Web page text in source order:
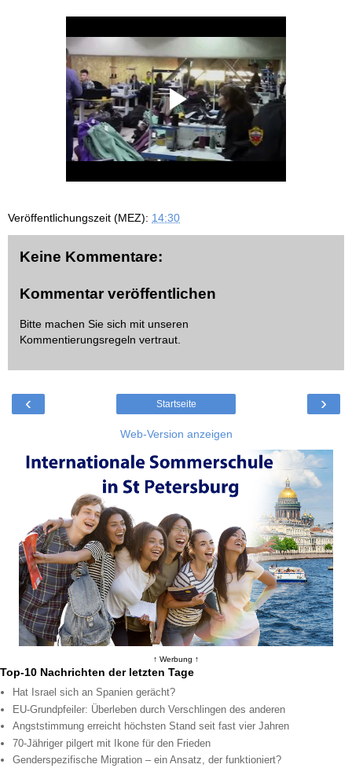
Veröffentlichungszeit (MEZ): 14:30
Keine Kommentare:
Kommentar veröffentlichen
Bitte machen Sie sich mit unseren
Kommentierungsregeln vertraut.
‹ ›
Startseite
Web-Version anzeigen
↑ Werbung ↑
Top-10 Nachrichten der letzten Tage
Hat Israel sich an Spanien gerächt?
EU-Grundpfeiler: Überleben durch Verschlingen des anderen
Angststimmung erreicht höchsten Stand seit fast vier Jahren
70-Jähriger pilgert mit Ikone für den Frieden
Genderspezifische Migration – ein Ansatz, der funktioniert?